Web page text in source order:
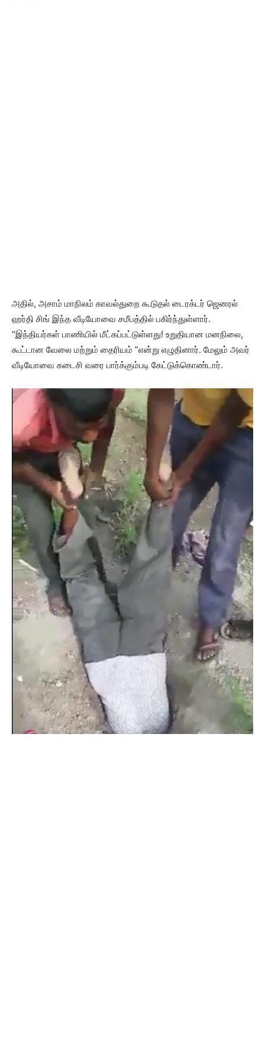
அதில், அசாம் மாநிலம் காவல்துறை கூடுதல் டைரக்டர் ஜெனரல்
ஹர்தி சிங் இந்த வீடியோவை சமீபத்தில் பகிர்ந்துள்ளார்.
“இந்தியர்கள் பாணியில் மீட்கப்பட்டுள்ளது! உறுதியான மனநிலை,
கூட்டான வேலை மற்றும் தைரியம் ”என்று எழுதினார். மேலும் அவர்
வீடியோவை கடைசி வரை பார்க்கும்படி கேட்டுக்கொண்டார்.